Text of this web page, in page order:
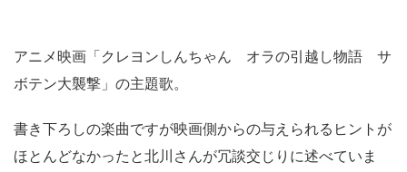
アニメ映画「クレヨンしんちゃん オラの引越し物語 サ
ボテン大襲撃」の主題歌。
書き下ろしの楽曲ですが映画側からの与えられるヒントが
ほとんどなかったと北川さんが冗談交じりに述べていま